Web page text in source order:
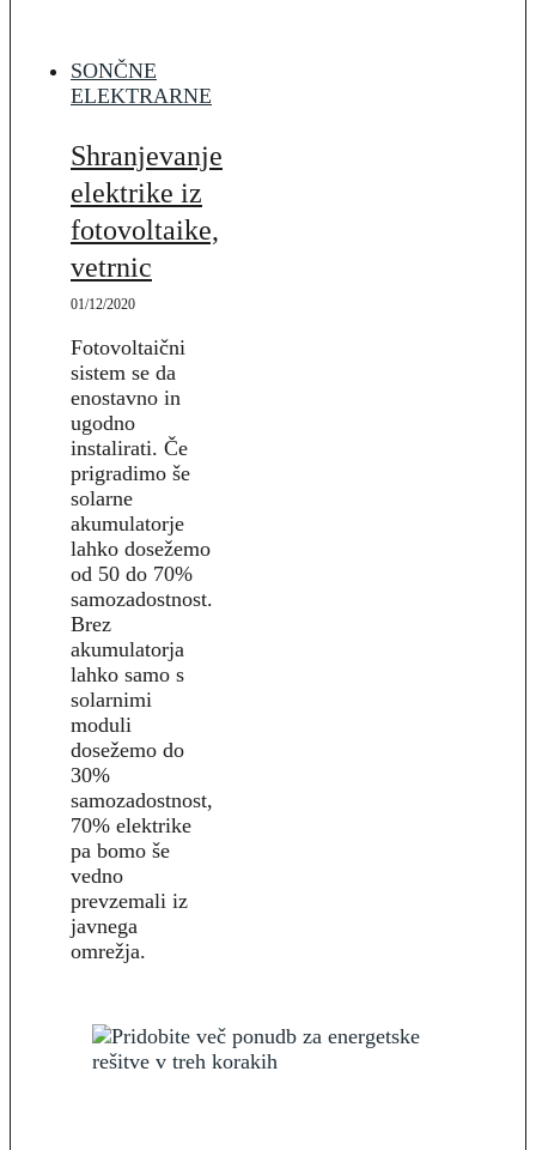
SONČNE
ELEKTRARNE
Shranjevanje
elektrike iz
fotovoltaike,
vetrnic
01/12/2020
Fotovoltaični
sistem se da
enostavno in
ugodno
instalirati. Če
prigradimo še
solarne
akumulatorje
lahko dosežemo
od 50 do 70%
samozadostnost.
Brez
akumulatorja
lahko samo s
solarnimi
moduli
dosežemo do
30%
samozadostnost,
70% elektrike
pa bomo še
vedno
prevzemali iz
javnega
omrežja.